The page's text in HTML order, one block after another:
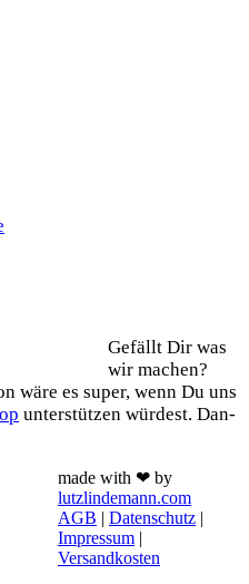
Gefällt Dir was
wir machen?
wäre es super, wenn Du uns
unter­stüt­zen wür­dest. Dan­
made with ❤ by
lutzlindemann.com
AGB | Datenschutz |
Impressum |
Versandkosten